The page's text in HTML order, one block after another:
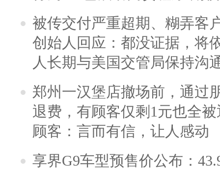
被传交付严重超期、糊弄客
创始人回应：都没证据，将
人长期与美国交管局保持沟
郑州一汉堡店撤场前，通过
退费，有顾客仅剩1元也全
顾客：言而有信，让人感动
享界G9车型预售价公布：